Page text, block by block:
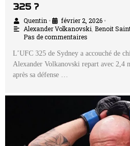
325 ?
Quentin • février 2, 2026 •
Alexander Volkanovski Benoit
Pas de commentaires
L’UFC 325 de Sydney a accouché de
Alexander Volkanovski repart avec 2,4
après sa défense …